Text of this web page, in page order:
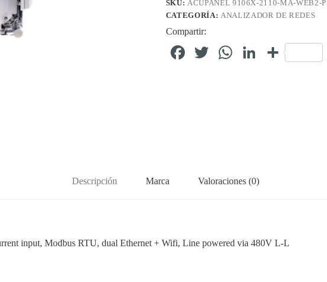
SKU:ACUPANEL 9106X-2110-MA-WEB2-
CATEGORÍA: ANALIZADOR DE REDES
Compartir:
Fa T
W
Li C
Descripción Marca Valoraciones (0)
input, Modbus RTU, dual Ethernet + Wifi, Line powered via 480V L-L